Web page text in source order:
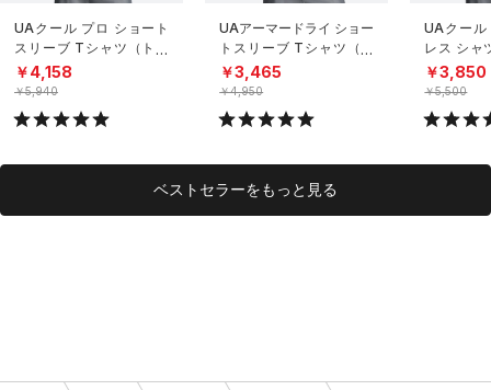
UAクール プロ ショート
スリーブ Tシャツ（トレ
ーニング/MEN）
￥4,158
￥5,940
UAアーマードライ ショー
トスリーブ Tシャツ（ト
レーニング/MEN）
￥3,465
￥4,950
UAクール
レス シャ
グ/MEN）
￥3,850
￥5,500
ベストセラーをもっと見る